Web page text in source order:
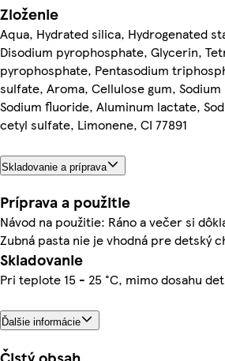
Zloženie
Aqua, Hydrated silica, Hydrogenated
Disodium pyrophosphate, Glycerin,
pyrophosphate, Pentasodium
sulfate, Aroma, Cellulose gum,
Sodium fluoride, Aluminum lactate,
cetyl sulfate, Limonene, CI 77891
Skladovanie a príprava
Príprava a použitie
Návod na použitie: Ráno a večer si
Zubná pasta nie je vhodná pre detský
Skladovanie
Pri teplote 15 - 25 °C, mimo dosahu
Ďalšie informácie